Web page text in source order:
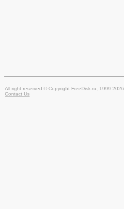
All right reserved © Copyright FreeDisk.ru, 1999-2026
Contact Us